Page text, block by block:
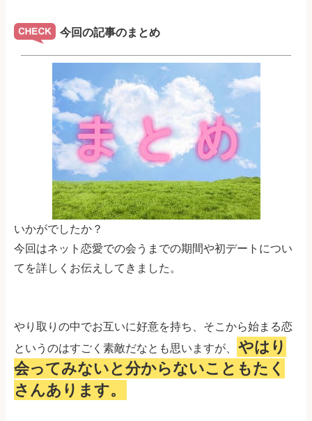
今回の記事のまとめ
いかがでしたか？
今回はネット恋愛での会うまでの期間や初デートについ
てを詳しくお伝えしてきました。
やり取りの中でお互いに好意を持ち、そこから始まる恋
というのはすごく素敵だなとも思いますが、
やはり
会ってみないと分からないこともたく
さんあります。